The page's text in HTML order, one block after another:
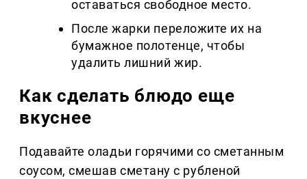
оставаться свободное место.
После жарки переложите их на
бумажное полотенце, чтобы
удалить лишний жир.
Как сделать блюдо еще
вкуснее
Подавайте оладьи горячими со сметанным
соусом, смешав сметану с рубленой